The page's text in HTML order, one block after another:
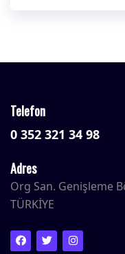
Telefon
0 352 321 34 98
Adres
Org San. Genişleme
TÜRKİYE